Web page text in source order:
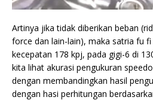
Artinya jika tidak diberikan beban
force dan lain-lain), maka satria fu
kecepatan 178 kpj, pada gigi-6 di
kita lihat akurasi pengukuran
dengan membandingkan hasil
dengan hasi perhitungan